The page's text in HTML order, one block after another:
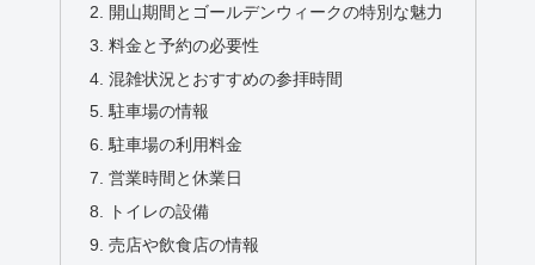
開山期間とゴールデンウィークの特別な魅力
料金と予約の必要性
混雑状況とおすすめの参拝時間
駐車場の情報
駐車場の利用料金
営業時間と休業日
トイレの設備
売店や飲食店の情報